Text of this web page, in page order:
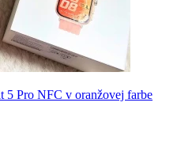
5 Pro NFC v oranžovej farbe